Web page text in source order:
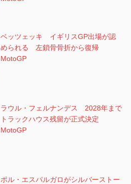
ベッツェッキ イギリスGP出場が認
められる 左鎖骨骨折から復帰
MotoGP
ラウル・フェルナンデス 2028年まで
トラックハウス残留が正式決定
MotoGP
ポル・エスパルガロがシルバーストー